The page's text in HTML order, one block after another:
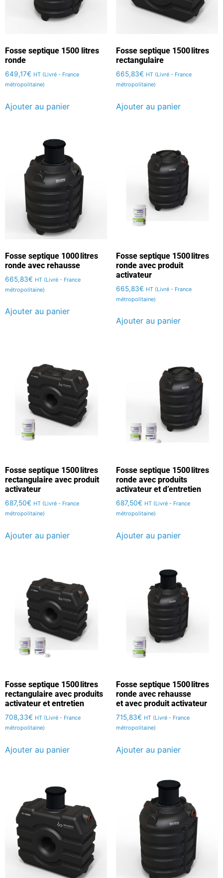
Fosse septique 1500 litres
ronde
649,17€ HT (Livré - France
métropolitaine)
Ajouter au panier
Fosse septique 1500 litres
rectangulaire
665,83€ HT (Livré - France
métropolitaine)
Ajouter au panier
Fosse septique 1000 litres
ronde avec rehausse
665,83€ HT (Livré - France
métropolitaine)
Ajouter au panier
Fosse septique 1500 litres
ronde avec produit
activateur
665,83€ HT (Livré - France
métropolitaine)
Ajouter au panier
Fosse septique 1500 litres
rectangulaire avec produit
activateur
687,50€ HT (Livré - France
métropolitaine)
Ajouter au panier
Fosse septique 1500 litres
ronde avec produits
activateur et d’entretien
687,50€ HT (Livré - France
métropolitaine)
Ajouter au panier
Fosse septique 1500 litres
rectangulaire avec produits
activateur et entretien
708,33€ HT (Livré - France
métropolitaine)
Ajouter au panier
Fosse septique 1500 litres
ronde avec rehausse
et avec produit activateur
715,83€ HT (Livré - France
métropolitaine)
Ajouter au panier